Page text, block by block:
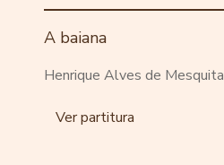
A baiana
Henrique Alves de Mesquita
Ver partitura